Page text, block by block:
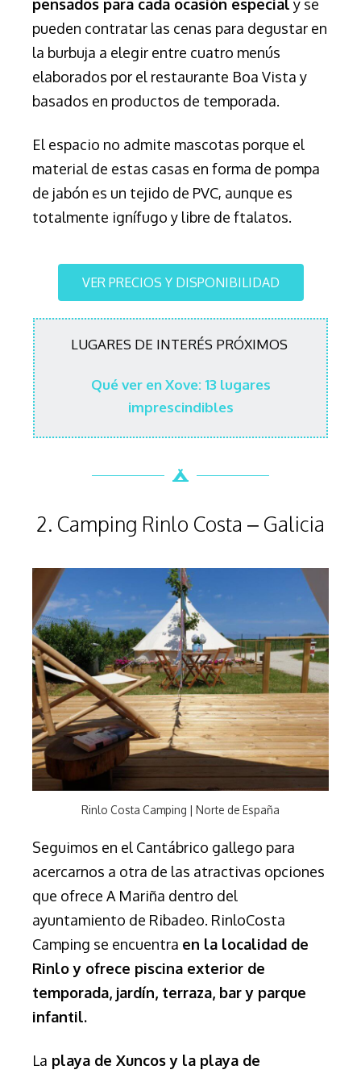
pensados para cada ocasión especial y se
pueden contratar las cenas para degustar en
la burbuja a elegir entre cuatro menús
elaborados por el restaurante Boa Vista y
basados en productos de temporada.
El espacio no admite mascotas porque el
material de estas casas en forma de pompa
de jabón es un tejido de PVC, aunque es
totalmente ignífugo y libre de ftalatos.
VER PRECIOS Y DISPONIBILIDAD
LUGARES DE INTERÉS PRÓXIMOS
Qué ver en Xove: 13 lugares
imprescindibles
2. Camping Rinlo Costa – Galicia
Rinlo Costa Camping | Norte de España
Seguimos en el Cantábrico gallego para
acercarnos a otra de las atractivas opciones
que ofrece A Mariña dentro del
ayuntamiento de Ribadeo. RinloCosta
Camping se encuentra en la localidad de
Rinlo y ofrece piscina exterior de
temporada, jardín, terraza, bar y parque
infantil.
La playa de Xuncos y la playa de